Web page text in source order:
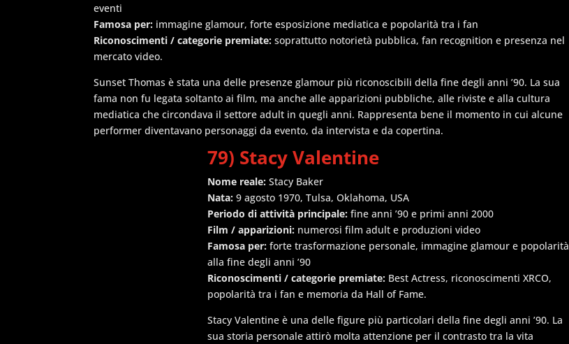
eventi
Famosa per: immagine glamour, forte esposizione mediatica e popolarità tra i fan
Riconoscimenti / categorie premiate: soprattutto notorietà pubblica, fan recognition e presenza nel
mercato video.
Sunset Thomas è stata una delle presenze glamour più riconoscibili della fine degli anni ’90. La sua
fama non fu legata soltanto ai film, ma anche alle apparizioni pubbliche, alle riviste e alla cultura
mediatica che circondava il settore adult in quegli anni. Rappresenta bene il momento in cui alcune
performer diventavano personaggi da evento, da intervista e da copertina.
79) Stacy Valentine
Nome reale: Stacy Baker
Nata: 9 agosto 1970, Tulsa, Oklahoma, USA
Periodo di attività principale: fine anni ’90 e primi anni 2000
Film / apparizioni: numerosi film adult e produzioni video
Famosa per: forte trasformazione personale, immagine glamour e popolarità
alla fine degli anni ’90
Riconoscimenti / categorie premiate: Best Actress, riconoscimenti XRCO,
popolarità tra i fan e memoria da Hall of Fame.
Stacy Valentine è una delle figure più particolari della fine degli anni ’90. La
sua storia personale attirò molta attenzione per il contrasto tra la vita